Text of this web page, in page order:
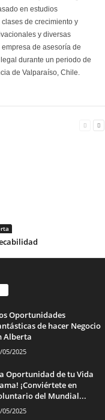
en estudios
de crecimiento y
y diversas
de asesoría de
durante un periodo de
de Valparaíso, Chile.
Oportunidades
de hacer Negocio
Alberta
05/2025
Oportunidad de tu Vida
¡Conviértete en
del Mundial...
05/2025